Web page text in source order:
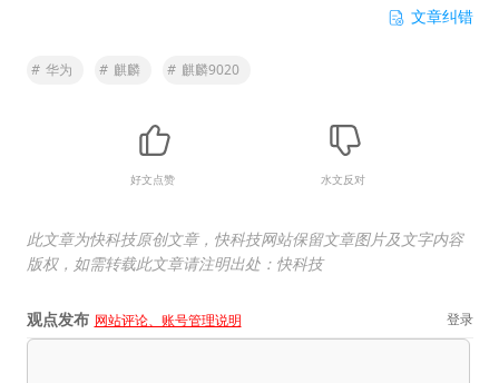
文章纠错
# 华为 # 麒麟 # 麒麟9020
好文点赞 水文反对
此文章为快科技原创文章，快科技网站保留文章图片及文字内容
版权，如需转载此文章请注明出处：快科技
观点发布 网站评论、账号管理说明 登录